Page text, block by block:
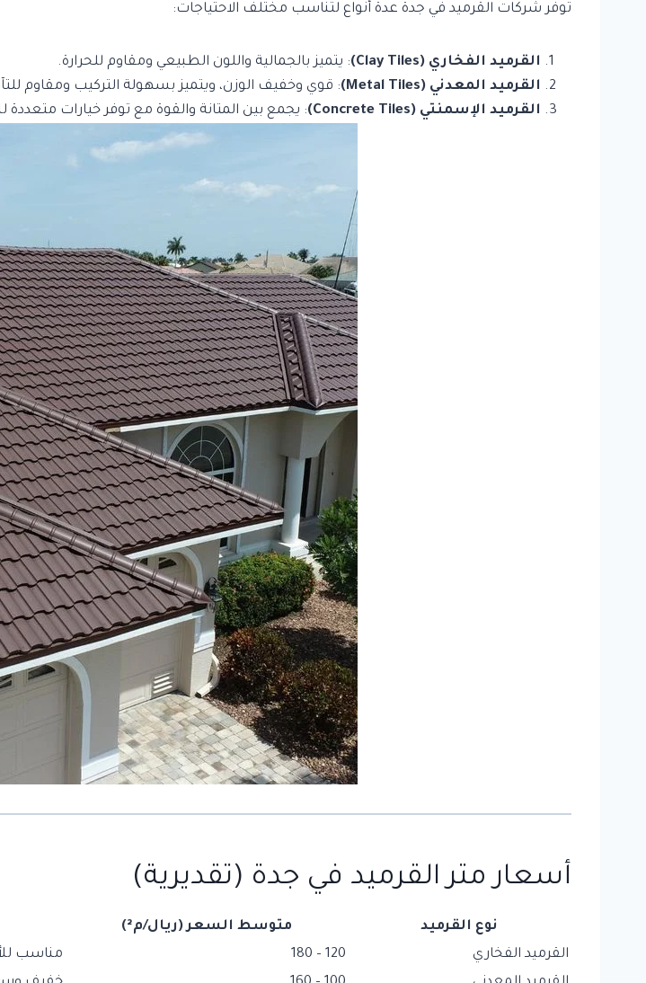
توفر شركات القرميد في جدة عدة أنواع لتناسب مختلف الاحتياجات:
القرميد الفخاري (Clay Tiles)
: يتميز بالجمالية واللون الطبيعي ومقاوم للحرارة.
القرميد المعدني (Metal Tiles)
: قوي وخفيف الوزن، ويتميز بسهولة التركيب ومقاوم
القرميد الإسمنتي (Concrete Tiles)
: يجمع بين المتانة والقوة مع توفر خيارات متعددة
أسعار مترالقرميد في جدة (تقديرية)
نوع القرميد متوسط السعر (ريال/م²)
القرميد الفخاري
120 – 180
مناسب